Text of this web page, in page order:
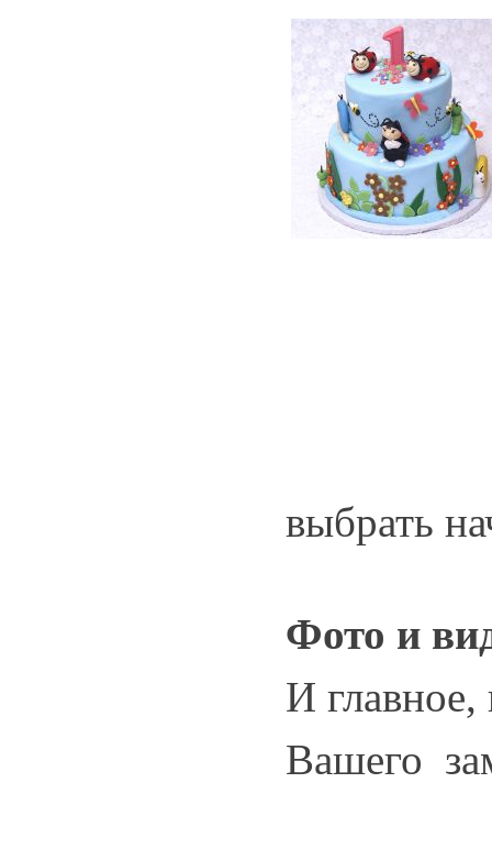
выбрать
Фото и
И главное,
Вашего